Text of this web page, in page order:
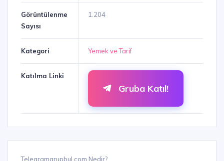
Görüntülenme
Sayısı
1.204
Kategori Yemek ve Tarif
Katılma Linki
Gruba Katıl!
Telegramgrupbul.com Nedir?